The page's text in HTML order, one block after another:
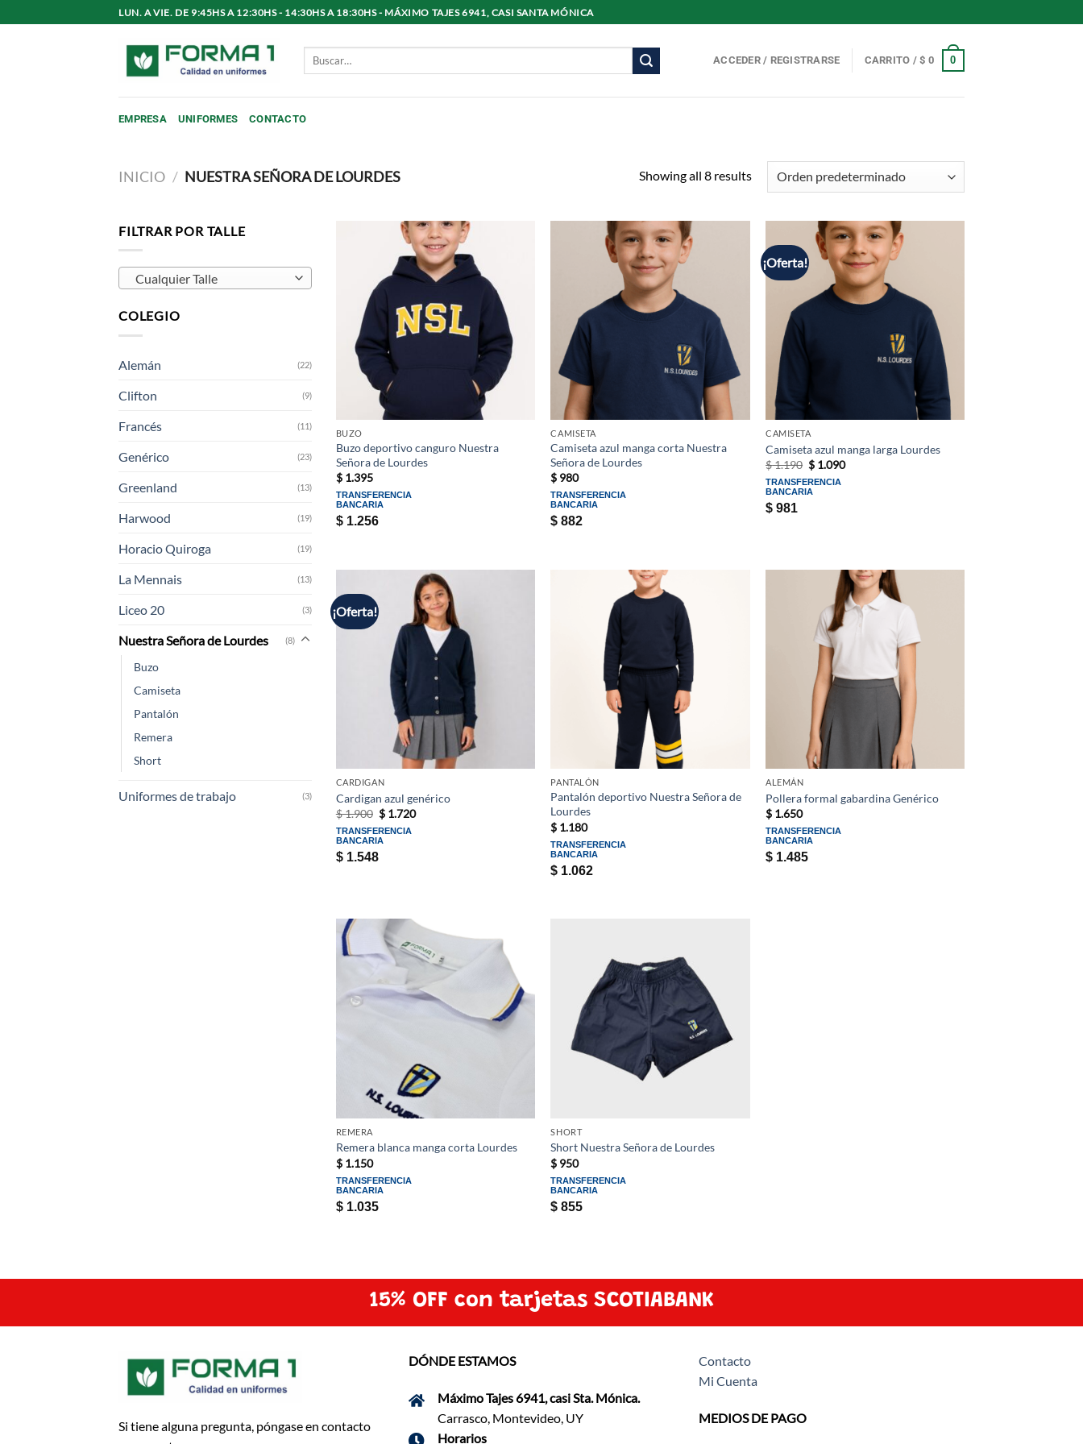
al
LUN. A VIE. DE 9:45HS A 12:30HS - 14:30HS A 18:30HS - MÁXIMO TAJES 6941, CASI SANTA MÓNICA
Buscar
ACCEDER / REGISTRARSE CARRITO /$ 0 0
EMPRESA UNIFORMES CONTACTO
INICIO / NUESTRA SEÑORA DE LOURDES Showing all 8 results
FILTRAR POR TALLE
Cualquier Talle
COLEGIO
Alemán (22)
Clifton (9)
Francés (11)
Genérico (23)
Greenland (13)
Harwood (19)
Horacio Quiroga (19)
La Mennais (13)
Liceo 20 (3)
Nuestra Señora de Lourdes (8)
Buzo
Camiseta
Pantalón
Remera
Short
Uniformes de trabajo (3)
BUZO
Buzo deportivo canguro Nuestra
Señora de Lourdes
$1.395
TRANSFERENCIA
BANCARIA
$1.256
CAMISETA
Camiseta azul manga corta Nuestra
Señora de Lourdes
$ 980
TRANSFERENCIA
BANCARIA
$ 882
¡Oferta!
CAMISETA
Camiseta azul manga larga Lourdes
$1.190 El
precio
original
era:
$ 1.090El
TRANSFERENCIA
BANCARIA
$ 981
¡Oferta!
CARDIGAN
Cardigan azul genérico
$1.900 El
precio
original
era:
$ 1.900.
$ 1.720El
TRANSFERENCIA
BANCARIA
$1.548
PANTALÓN
Pantalón deportivo Nuestra Señora de
Lourdes
$ 1.180
TRANSFERENCIA
BANCARIA
$ 1.062
ALEMÁN
Pollera formal gabardina Genérico
$ 1.650
TRANSFERENCIA
BANCARIA
$ 1.485
REMERA
Remera blanca manga corta Lourdes
$1.150
TRANSFERENCIA
BANCARIA
$1.035
SHORT
Short Nuestra Señora de Lourdes
$ 950
TRANSFERENCIA
BANCARIA
$ 855
15% OFF con tarjetas SCOTIABANK
Si tiene alguna pregunta, póngase en contacto
DÓNDE ESTAMOS
Máximo Tajes 6941, casi Sta. Mónica.
Carrasco, Montevideo, UY
Horarios
Contacto
Mi Cuenta
MEDIOS DE PAGO